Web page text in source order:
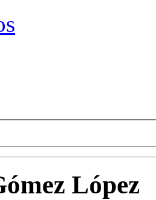
López